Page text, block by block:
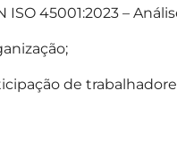
ISO 45001:2023 –
de